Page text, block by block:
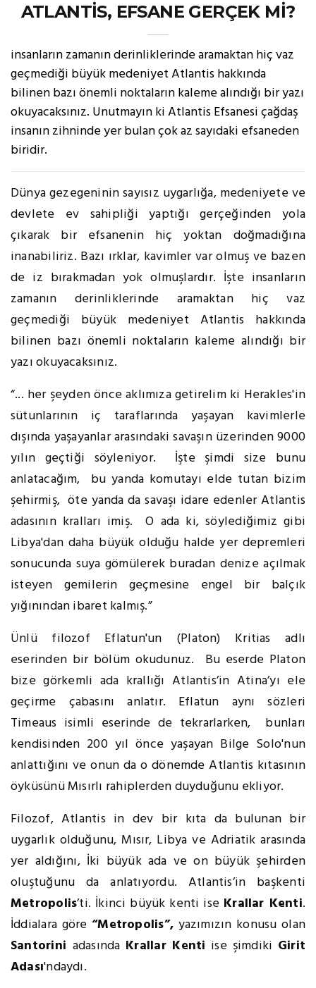
ATLANTİS, EFSANE GERÇEK Mİ?
insanların zamanın derinliklerinde aramaktan hiç vaz
geçmediği büyük medeniyet Atlantis hakkında
bilinen bazı önemli noktaların kaleme alındığı bir yazı
okuyacaksınız. Unutmayın ki Atlantis Efsanesi çağdaş
insanın zihninde yer bulan çok az sayıdaki efsaneden
biridir.
Dünya gezegeninin sayısız uygarlığa, medeniyete ve
devlete ev sahipliği yaptığı gerçeğinden yola
çıkarak bir efsanenin hiç yoktan doğmadığına
inanabiliriz. Bazı ırklar, kavimler var olmuş ve bazen
de iz bırakmadan yok olmuşlardır. İşte insanların
zamanın derinliklerinde aramaktan hiç vaz
geçmediği büyük medeniyet Atlantis hakkında
bilinen bazı önemli noktaların kaleme alındığı bir
yazı okuyacaksınız.
“... her şeyden önce aklımıza getirelim ki Herakles'in
sütunlarının iç taraflarında yaşayan kavimlerle
dışında yaşayanlar arasındaki savaşın üzerinden 9000
yılın geçtiği söyleniyor. İşte şimdi size bunu
anlatacağım, bu yanda komutayı elde tutan bizim
şehirmiş, öte yanda da savaşı idare edenler Atlantis
adasının kralları imiş. O ada ki, söylediğimiz gibi
Libya'dan daha büyük olduğu halde yer depremleri
sonucunda suya gömülerek buradan denize açılmak
isteyen gemilerin geçmesine engel bir balçık
yığınından ibaret kalmış.”
Ünlü filozof Eflatun'un (Platon) Kritias adlı
eserinden bir bölüm okudunuz. Bu eserde Platon
bize görkemli ada krallığı Atlantis’in Atina’yı ele
geçirme çabasını anlatır. Eflatun aynı sözleri
Timeaus isimli eserinde de tekrarlarken, bunları
kendisinden 200 yıl önce yaşayan Bilge Solo'nun
anlattığını ve onun da o dönemde Atlantis kıtasının
öyküsünü Mısırlı rahiplerden duyduğunu ekliyor.
Filozof, Atlantis in dev bir kıta da bulunan bir
uygarlık olduğunu, Mısır, Libya ve Adriatik arasında
yer aldığını, İki büyük ada ve on büyük şehirden
oluştuğunu da anlatıyordu. Atlantis’in başkenti
Metropolis’ti. İkinci büyük kenti ise Krallar Kenti.
İddialara göre“Metropolis”, yazımızın konusu olan
Santorini adasında Krallar Kenti ise şimdiki Girit
Adası'ndaydı.